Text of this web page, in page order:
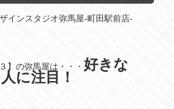
インスタジオ弥馬屋-町田駅前店-
】の弥馬屋は・・・ 好きな
人に注目！